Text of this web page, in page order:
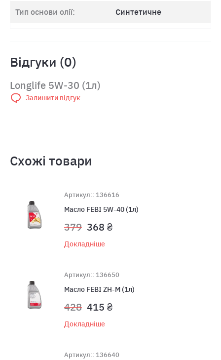
Тип основи олії: Синтетичне
Відгуки (0)
Longlife 5W-30 (1л)
Залишити відгук
Схожі товари
Артикул:: 136616
Масло FEBI 5W-40 (1л)
379 368 ₴
Докладніше
Артикул:: 136650
Масло FEBI ZH-M (1л)
428 415 ₴
Докладніше
Артикул:: 136640